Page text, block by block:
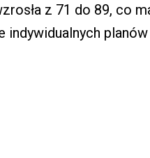
z 71 do 89, co
indywidualnych